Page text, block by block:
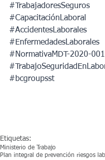
#TrabajadoresSeguros
#CapacitaciónLaboral
#AccidentesLaborales
#EnfermedadesLaborales
#NormativaMDT-2020-001
#bcgroupsst
Etiquetas:
Ministerio de Trabajo
Plan integral de prevención riesgos